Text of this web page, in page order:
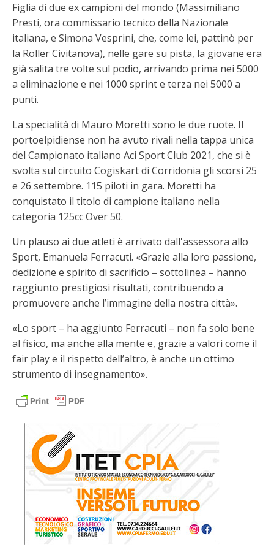
Figlia di due ex campioni del mondo (Massimiliano
Presti, ora commissario tecnico della Nazionale
italiana, e Simona Vesprini, che, come lei, pattinò per
la Roller Civitanova), nelle gare su pista, la giovane era
già salita tre volte sul podio, arrivando prima nei 5000
a eliminazione e nei 1000 sprint e terza nei 5000 a
punti.
La specialità di Mauro Moretti sono le due ruote. Il
portoelpidiense non ha avuto rivali nella tappa unica
del Campionato italiano Aci Sport Club 2021, che si è
svolta sul circuito Cogiskart di Corridonia gli scorsi 25
e 26 settembre. 115 piloti in gara. Moretti ha
conquistato il titolo di campione italiano nella
categoria 125cc Over 50.
Un plauso ai due atleti è arrivato dall'assessora allo
Sport, Emanuela Ferracuti. «Grazie alla loro passione,
dedizione e spirito di sacrificio – sottolinea – hanno
raggiunto prestigiosi risultati, contribuendo a
promuovere anche l’immagine della nostra città».
«Lo sport – ha aggiunto Ferracuti – non fa solo bene
al fisico, ma anche alla mente e, grazie a valori come il
fair play e il rispetto dell’altro, è anche un ottimo
strumento di insegnamento».